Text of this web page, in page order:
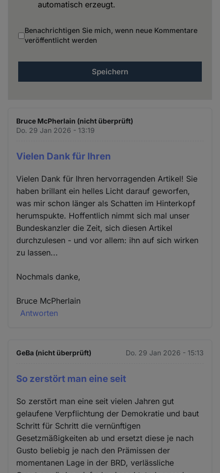
automatisch erzeugt.
Benachrichtigen Sie mich, wenn neue Kommentare
veröffentlicht werden
Bruce McPherlain (nicht überprüft)
Do. 29 Jan 2026 - 13:19
Vielen Dank für Ihren
Vielen Dank für Ihren hervorragenden Artikel! Sie
haben brillant ein helles Licht darauf geworfen,
was mir schon länger als Schatten im Hinterkopf
herumspukte. Hoffentlich nimmt sich mal unser
Bundeskanzler die Zeit, sich diesen Artikel
durchzulesen - und vor allem: ihn auf sich wirken
zu lassen...
Nochmals danke,
Bruce McPherlain
Antworten
GeBa (nicht überprüft) Do. 29 Jan 2026 - 15:13
So zerstört man eine seit
So zerstört man eine seit vielen Jahren gut
gelaufene Verpflichtung der Demokratie und baut
Schritt für Schritt die vernünftigen
Gesetzmäßigkeiten ab und ersetzt diese je nach
Gusto beliebig je nach den Prämissen der
momentanen Lage in der BRD, verlässliche